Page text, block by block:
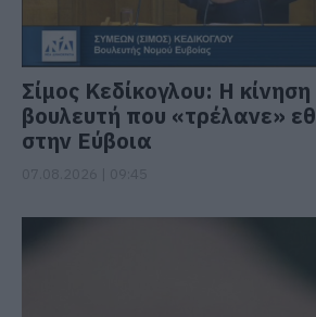
Σίμος Κεδίκογλου: Η κίνηση
βουλευτή που «τρέλανε»
στην Εύβοια